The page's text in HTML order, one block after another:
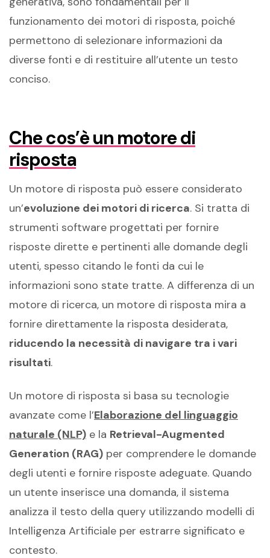
funzionamento dei motori di risposta, poiché
permettono di selezionare informazioni da
diverse fonti e di restituire all’utente un testo
conciso.
Che cos’è un motore di
risposta
Un motore di risposta può essere considerato
un’evoluzione dei motori di ricerca. Si tratta di
strumenti software progettati per fornire
risposte dirette e pertinenti alle domande degli
utenti, spesso citando le fonti da cui le
informazioni sono state tratte. A differenza di un
motore di ricerca, un motore di risposta mira a
fornire direttamente la risposta desiderata,
riducendo la necessità di navigare tra i vari
risultati.
Un motore di risposta si basa su tecnologie
avanzate come l’Elaborazione del linguaggio
naturale (NLP) e la Retrieval-Augmented
Generation (RAG) per comprendere le domande
degli utenti e fornire risposte adeguate. Quando
un utente inserisce una domanda, il sistema
analizza il testo della query utilizzando modelli di
Intelligenza Artificiale per estrarre significato e
contesto.